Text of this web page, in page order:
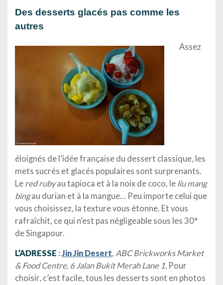
Des desserts glacés pas comme les
autres
Assez
éloignés de l’idée française du dessert classique, les
mets sucrés et glacés populaires sont surprenants.
Le red rubyau tapioca et à la noix de coco, le liu mang
bingau durian et à la mangue… Peu importe celui que
vous choisissez, la texture vous étonne. Et vous
rafraîchit, ce qui n’est pas négligeable sous les 30°
de Singapour.
L’ADRESSE : Jin Jin Desert, ABC Brickworks Market
& Food Centre, 6 Jalan Bukit Merah Lane 1. Pour
choisir, c’est facile, tous les desserts sont en photos